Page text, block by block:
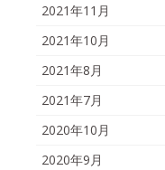
2021年11月
2021年10月
2021年8月
2021年7月
2020年10月
2020年9月